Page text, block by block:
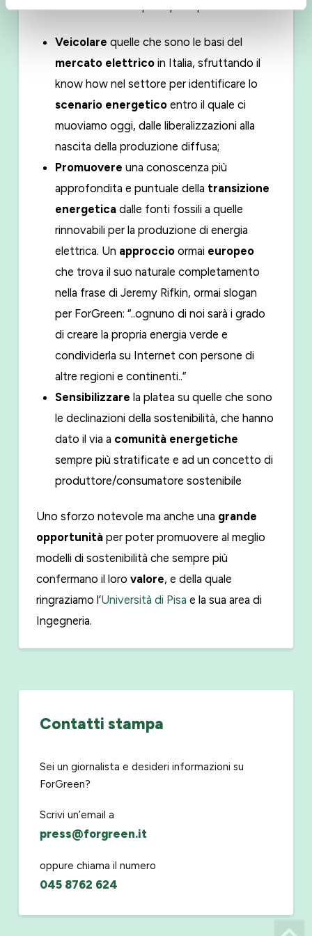
Veicolare quelle che sono le basi del
mercato elettrico in Italia, sfruttando il
know how nel settore per identificare lo
scenario energetico entro il quale ci
muoviamo oggi, dalle liberalizzazioni alla
nascita della produzione diffusa;
Promuovere una conoscenza più
approfondita e puntuale della transizione
energetica dalle fonti fossili a quelle
rinnovabili per la produzione di energia
elettrica. Un approccio ormai europeo
che trova il suo naturale completamento
nella frase di Jeremy Rifkin, ormai slogan
per ForGreen: “..ognuno di noi sarà i grado
di creare la propria energia verde e
condividerla su Internet con persone di
altre regioni e continenti..”
Sensibilizzare la platea su quelle che sono
le declinazioni della sostenibilità, che hanno
dato il via a comunità energetiche
sempre più stratificate e ad un concetto di
produttore/consumatore sostenibile
Uno sforzo notevole ma anche una grande
opportunitàper poter promuovere al meglio
modelli di sostenibilità che sempre più
confermano il loro valore, e della quale
ringraziamo l’Università di Pisa e la sua area di
Ingegneria.
Contatti stampa
Sei un giornalista e desideri informazioni su
ForGreen?
Scrivi un’email a
press@forgreen.it
oppure chiama il numero
045 8762 624